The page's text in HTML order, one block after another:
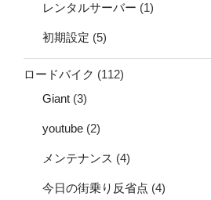
レンタルサーバー (1)
初期設定 (5)
ロードバイク (112)
Giant (3)
youtube (2)
メンテナンス (4)
今日の街乗り反省点 (4)